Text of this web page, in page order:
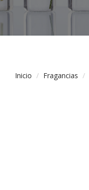
Inicio Fragancias